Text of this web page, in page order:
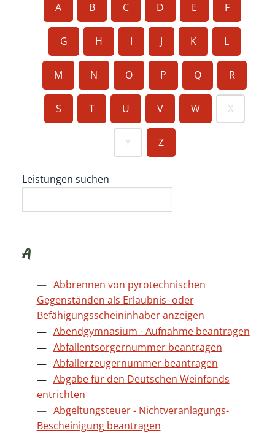
A B C D E F
G H I J K L
M N O P Q R
S T U V W X
Y Z
Leistungen suchen
A
Abbrennen von pyrotechnischen
Gegenständen als Erlaubnis- oder
Befähigungsscheininhaber anzeigen
Abendgymnasium - Aufnahme beantragen
Abfallentsorgernummer beantragen
Abfallerzeugernummer beantragen
Abgabe für den Deutschen Weinfonds
entrichten
Abgeltungsteuer - Nichtveranlagungs-
Bescheinigung beantragen